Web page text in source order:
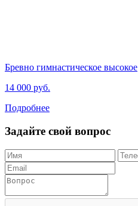
Бревно гимнастическое высокое
14 000 руб.
Подробнее
Задайте свой вопрос